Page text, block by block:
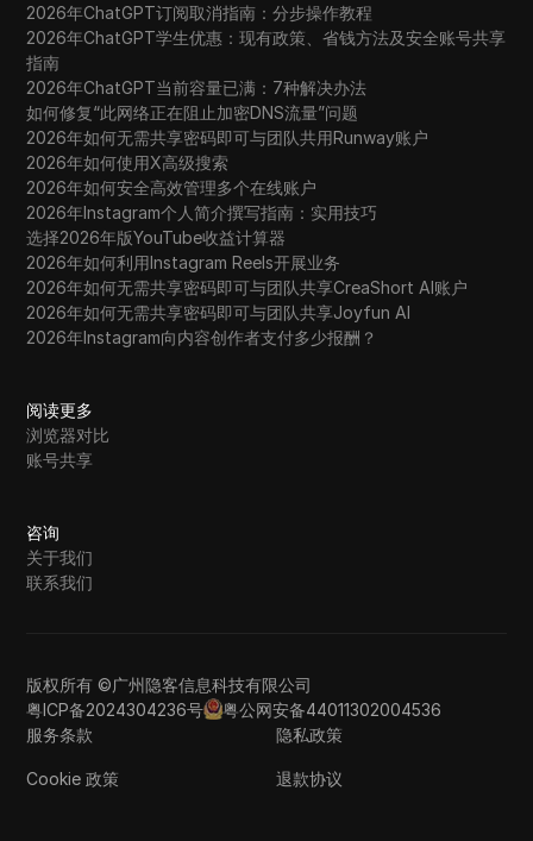
2026年ChatGPT订阅取消指南：分步操作教程
2026年ChatGPT学生优惠：现有政策、省钱方法及安全账号共享
指南
2026年ChatGPT当前容量已满：7种解决办法
如何修复“此网络正在阻止加密DNS流量”问题
2026年如何无需共享密码即可与团队共用Runway账户
2026年如何使用X高级搜索
2026年如何安全高效管理多个在线账户
2026年Instagram个人简介撰写指南：实用技巧
选择2026年版YouTube收益计算器
2026年如何利用Instagram Reels开展业务
2026年如何无需共享密码即可与团队共享CreaShort AI账户
2026年如何无需共享密码即可与团队共享Joyfun AI
2026年Instagram向内容创作者支付多少报酬？
阅读更多
浏览器对比
账号共享
咨询
关于我们
联系我们
版权所有 ©广州隐客信息科技有限公司
粤ICP备2024304236号
粤公网安备44011302004536
服务条款
隐私政策
Cookie 政策 退款协议